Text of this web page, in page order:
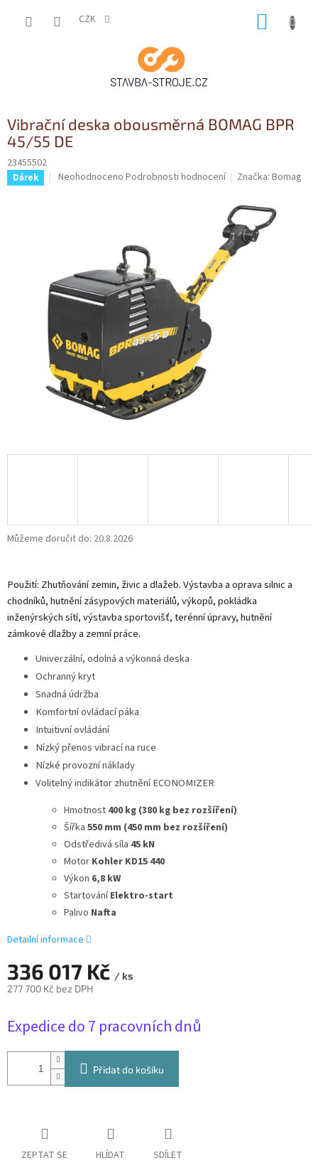
CZK
Vibrační deska obousměrná BOMAG BPR
45/55 DE
23455502
Dárek
Průměrné
hvězdiček.
Neohodnoceno Podrobnosti hodnocení Značka:Bomag
336 017 Kč / ks
277 700 Kč bez DPH
cena:
Expedice do 7 pracovních dnů
Můžeme doručit do: 20.8.2026
Přidat do košíku
Použití: Zhutňování zemin, živic a dlažeb. Výstavba a oprava silnic a
chodníků, hutnění zásypových materiálů, výkopů, pokládka
inženýrských sítí, výstavba sportovišť, terénní úpravy, hutnění
zámkové dlažby a zemní práce.
Univerzální, odolná a výkonná deska
Ochranný kryt
Snadná údržba
Komfortní ovládací páka
Intuitivní ovládání
Nízký přenos vibrací na ruce
Nízké provozní náklady
Volitelný indikátor zhutnění ECONOMIZER
Hmotnost 400 kg (380 kg bez rozšíření)
Šířka 550 mm (450 mm bez rozšíření)
Odstředivá síla 45 kN
Motor Kohler KD15 440
Výkon 6,8 kW
StartováníElektro-start
Palivo Nafta
Detailní informace
ZEPTAT SE HLÍDAT SDÍLET